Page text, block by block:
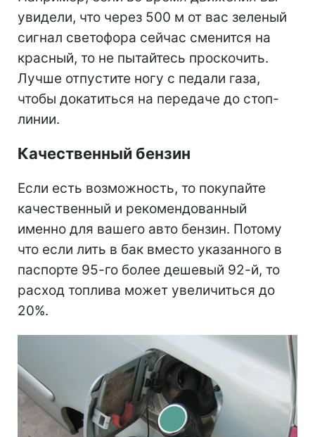
увидели, что через 500 м от вас зеленый
сигнал светофора сейчас сменится на
красный, то не пытайтесь проскочить.
Лучше отпустите ногу с педали газа,
чтобы докатиться на передаче до стоп-
линии.
Качественный бензин
Если есть возможность, то покупайте
качественный и рекомендованный
именно для вашего авто бензин. Потому
что если лить в бак вместо указанного в
паспорте 95-го более дешевый 92-й, то
расход топлива может увеличиться до
20%.